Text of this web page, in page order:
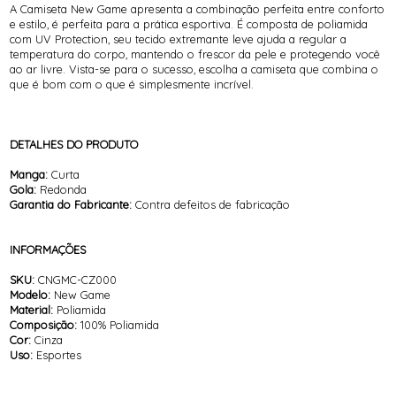
A Camiseta New Game apresenta a combinação perfeita entre conforto
e estilo, é perfeita para a prática esportiva. É composta de poliamida
com UV Protection, seu tecido extremante leve ajuda a regular a
temperatura do corpo, mantendo o frescor da pele e protegendo você
ao ar livre. Vista-se para o sucesso, escolha a camiseta que combina o
que é bom com o que é simplesmente incrível.
DETALHES DO PRODUTO
Manga:Curta
Gola: Redonda
Garantia do Fabricante:Contra defeitos de fabricação
INFORMAÇÕES
SKU:CNGMC-CZ000
Modelo: New Game
Material: Poliamida
Composição: 100% Poliamida
Cor: Cinza
Uso: Esportes